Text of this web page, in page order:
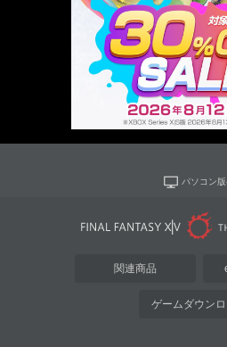
パソコン
関連商品
ゲームダウン